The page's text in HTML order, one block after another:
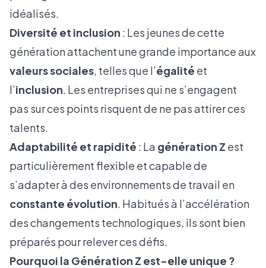
idéalisés.
Diversité et inclusion : Les jeunes de cette
génération attachent une grande importance aux
valeurs sociales, telles que l’égalité et
l’inclusion. Les entreprises qui ne s’engagent
pas sur ces points risquent de ne pas attirer ces
talents.
Adaptabilité et rapidité : La génération Z est
particulièrement flexible et capable de
s’adapter à des environnements de travail en
constante évolution. Habitués à l’accélération
des changements technologiques, ils sont bien
préparés pour relever ces défis.
Pourquoi la Génération Z est-elle unique ?